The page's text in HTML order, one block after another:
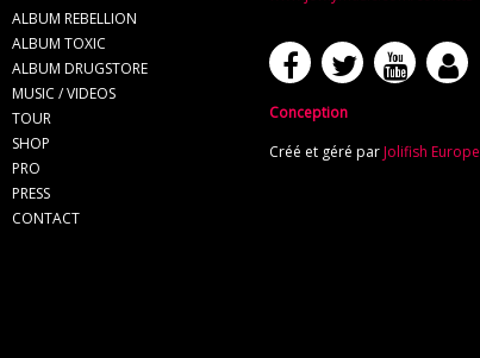
ALBUM REBELLION
ALBUM TOXIC
ALBUM DRUGSTORE
MUSIC / VIDEOS
TOUR
SHOP
PRO
PRESS
CONTACT
Conception
Créé et géré par Jolifish Europe